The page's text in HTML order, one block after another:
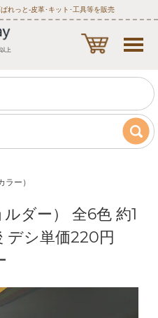
れっと‐皮革･キット･工具等を販売
上
ラー）
ダー） 全6色 約1
シ単価220円